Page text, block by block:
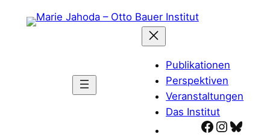
Inhalt
Publikationen
Perspektiven
Veranstaltungen
Das Institut
Facebook